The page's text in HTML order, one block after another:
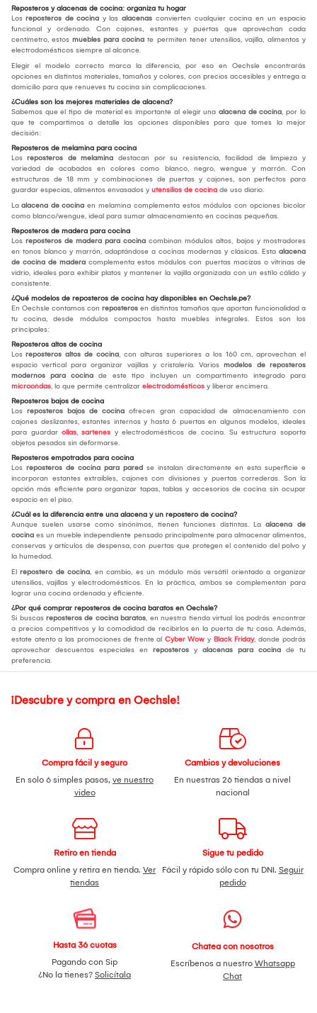
Reposteros y alacenas de cocina: organiza tu hogar
Los reposteros de cocina y las alacenas convierten cualquier cocina en un espacio
funcional y ordenado. Con cajones, estantes y puertas que aprovechan cada
centímetro, estos muebles para cocina te permiten tener utensilios, vajilla, alimentos y
electrodomésticos siempre al alcance.
Elegir el modelo correcto marca la diferencia, por eso en Oechsle encontrarás
opciones en distintos materiales, tamaños y colores, con precios accesibles y entrega a
domicilio para que renueves tu cocina sin complicaciones.
¿Cuáles son los mejores materiales de alacena?
Sabemos que el tipo de material es importante al elegir una alacena de cocina, por lo
que te compartimos a detalle las opciones disponibles para que tomes la mejor
decisión:
Reposteros de melamina para cocina
Los reposteros de melamina destacan por su resistencia, facilidad de limpieza y
variedad de acabados en colores como blanco, negro, wengue y marrón. Con
estructuras de 18 mm y combinaciones de puertas y cajones, son perfectos para
guardar especias, alimentos envasados y utensilios de cocina de uso diario.
La alacena de cocina en melamina complementa estos módulos con opciones bicolor
como blanco/wengue, ideal para sumar almacenamiento en cocinas pequeñas.
Reposteros de madera para cocina
Los reposteros de madera para cocina combinan módulos altos, bajos y mostradores
en tonos blanco y marrón, adaptándose a cocinas modernas y clásicas. Esta alacena
de cocina de madera complementa estos módulos con puertas macizas o vitrinas de
vidrio, ideales para exhibir platos y mantener la vajilla organizada con un estilo cálido y
consistente.
¿Qué modelos de reposteros de cocina hay disponibles en Oechsle.pe?
En Oechsle contamos con reposteros en distintos tamaños que aportan funcionalidad a
tu cocina, desde módulos compactos hasta muebles integrales. Estos son los
principales:
Reposteros altos de cocina
Los reposteros altos de cocina, con alturas superiores a los 160 cm, aprovechan el
espacio vertical para organizar vajillas y cristalería. Varios modelos de reposteros
modernos para cocina de este tipo incluyen un compartimento integrado para
microondas, lo que permite centralizar electrodomésticos y liberar encimera.
Reposteros bajos de cocina
Los reposteros bajos de cocina ofrecen gran capacidad de almacenamiento con
cajones deslizantes, estantes internos y hasta 6 puertas en algunos modelos, ideales
para guardar ollas, sartenes y electrodomésticos de cocina. Su estructura soporta
objetos pesados sin deformarse.
Reposteros empotrados para cocina
Los reposteros de cocina para pared se instalan directamente en esta superficie e
incorporan estantes extraíbles, cajones con divisiones y puertas correderas. Son la
opción más eficiente para organizar tapas, tablas y accesorios de cocina sin ocupar
espacio en el piso.
¿Cuál es la diferencia entre una alacena y un repostero de cocina?
Aunque suelen usarse como sinónimos, tienen funciones distintas. La alacena de
cocina es un mueble independiente pensado principalmente para almacenar alimentos,
conservas y artículos de despensa, con puertas que protegen el contenido del polvo y
la humedad.
El repostero de cocina, en cambio, es un módulo más versátil orientado a organizar
utensilios, vajillas y electrodomésticos. En la práctica, ambos se complementan para
lograr una cocina ordenada y eficiente.
¿Por qué comprar reposteros de cocina baratos en Oechsle?
Si buscas reposteros de cocina baratos, en nuestra tienda virtual los podrás encontrar
a precios competitivos y la comodidad de recibirlos en la puerta de tu casa. Además,
estate atento a las promociones de frente al Cyber Wow y Black Friday, donde podrás
aprovechar descuentos especiales en reposteros y alacenas para cocina de tu
preferencia.
¡Descubre y compra en Oechsle!
Compra fácil y seguro
En solo 6 simples pasos, ve nuestro
video
Cambios y devoluciones
En nuestras 26 tiendas a nivel
nacional
Retiro en tienda
Compra online y retira en tienda. Ver
tiendas
Sigue tu pedido
Fácil y rápido sólo con tu DNI. Seguir
pedido
Hasta 36 cuotas
Pagando con Sip
¿No la tienes? Solicítala
Chatea con nosotros
Escríbenos a nuestro Whatsapp
Chat